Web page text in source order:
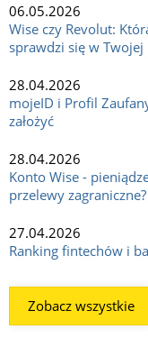
06.05.2026
Wise czy Revolut:
sprawdzi się w Twojej
28.04.2026
mojeID i Profil
założyć
28.04.2026
Konto Wise -
przelewy zagraniczne?
27.04.2026
Ranking fintechów i
Zobacz wszystkie